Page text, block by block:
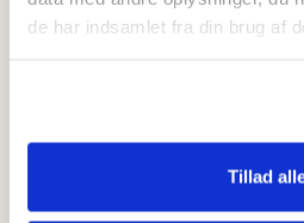
de har indsamlet fra din brug af
Tillad
lørdag den 5. september 2026
Censortalk, KS26
JANUS nørkler – denne
Kunstnernes